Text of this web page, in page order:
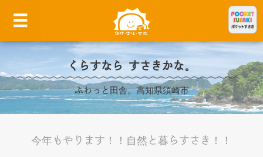
くらすなら すさきかな。
ふわっと田舎。高知県須崎市
今年もやります！！自然と暮らすさき！！